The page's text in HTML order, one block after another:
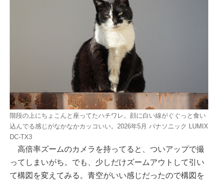
階段の上にちょこんと座ってたハチワレ。顔に白い線がぐぐっと食い
込んでる感じがなかなかカッコいい。2026年5月 パナソニック LUMIX
DC-TX3
高倍率ズームのカメラを持ってると、ついアップで撮
ってしまいがち。でも、少しだけズームアウトして引い
て構図を変えてみる。青空がいい感じだったので構図を